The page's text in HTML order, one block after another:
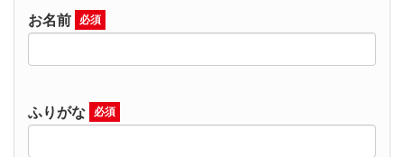
お名前 必須
ふりがな 必須